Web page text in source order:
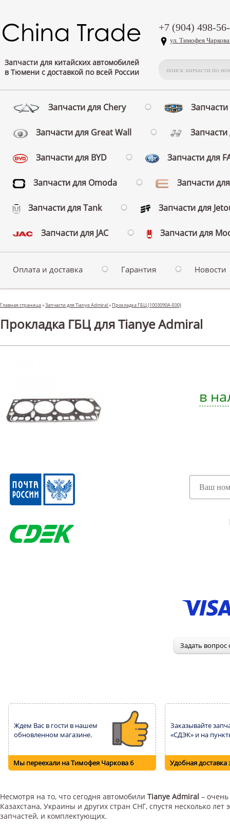
Запчасти для китайских автомобилей
в Тюмени с доставкой по всей России
+7 (904) 498-
ул. Тимофея
Запчасти для Chery
Запчасти для Great Wall
Запчасти для BYD Запчасти для
Запчасти для Omoda Запчасти
Запчасти для Tank Запчасти для
Запчасти для JAC Запчасти для
Оплата и доставка Гарантия Новости
Главная страница»Запчасти для Tianye Admiral» Прокладка ГБЦ (1003090A-E00)
Прокладка ГБЦ для Tianye Admiral
в
Ждем Вас в гости в нашем
обновленном магазине.
Мы переехали на Тимофея Чаркова 6
Заказывайте
«СДЭК» и на
Удобная доставка
Несмотря на то, что сегодня автомобили Tianye Admiral –
Казахстана, Украины и других стран СНГ, спустя несколько
запчастей, и комплектующих.